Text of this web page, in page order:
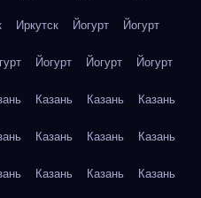
Иркутск Йогурт Йогурт
Йогурт Йогурт Йогурт
Казань Казань Казань
Казань Казань Казань
Казань Казань Казань